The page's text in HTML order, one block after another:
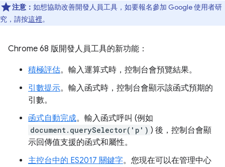
注意： 如想協助改善開發人員工具，如要報名參加 Google 使用者研
究，請按這裡。
Chrome 68 版開發人員工具的新功能：
積極評估。輸入運算式時，控制台會預覽結果。
引數提示。輸入函式時，控制台會顯示該函式預期的
引數。
函式自動完成。輸入函式呼叫 (例如
document.querySelector('p') ) 後，控制台會顯
示回傳值支援的函式和屬性。
主控台中的 ES2017 關鍵字。您現在可以在管理中心